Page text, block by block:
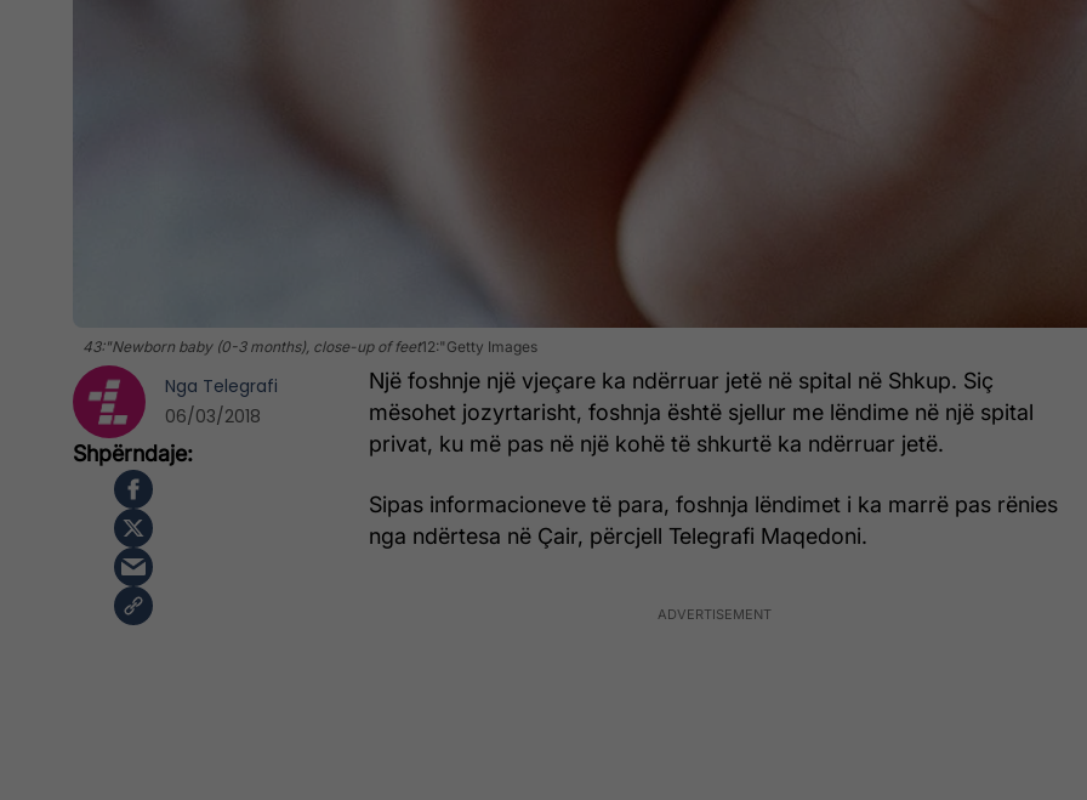
43:"Newborn baby (0-3 months), close-up of feet12:"Getty Images
Një foshnje një vjeçare ka ndërruar jetë në spital në Shkup. Siç
mësohet jozyrtarisht, foshnja është sjellur me lëndime në një spital
privat, ku më pas në një kohë të shkurtë ka ndërruar jetë.
Sipas informacioneve të para, foshnja lëndimet i ka marrë pas rënies
nga ndërtesa në Çair, përcjell Telegrafi Maqedoni.
Nga Telegrafi
06/03/2018